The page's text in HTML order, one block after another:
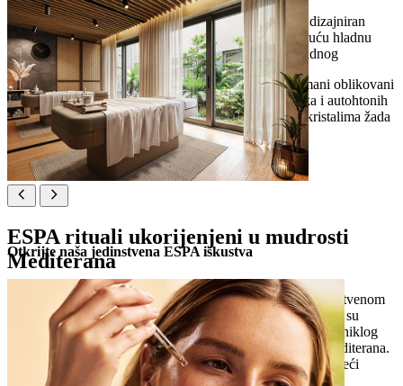
Privatna zona i termalni doživljaji: posebno dizajniran
prostor nudi osamu za posjet sauni i osvježavajuću hladnu
kupku za revitalizirajuću ravnotežu toplog i hladnog
ESPA rituali s potpisom na otvorenom:tretmani oblikovani
elementima sunčeve svjetlosti, primorskog zraka i autohtonih
biljaka, od intuitivnih masaža do tretmana lica kristalima žada
i blagotvornih terapija nakon sunčanja
ESPA rituali ukorijenjeni u mudrosti
Mediterana
Vođeni holističkom filozofijom ESPA-e i usklađeni s jedinstvenom
energijom svakog gosta, ESPA rituali s potpisom putovanja su
ponovnog povezivanja. Svaki detalj, od istarske soli i samoniklog
bilja do maslinova ulja i biljnih infuzija, odiše suštinom Mediterana.
Ukorijenjeni u tradiciji, tretmani slave vašu dobrobit, donoseći
ravnotežu i obnovu kroz intuitivnu, personaliziranu njegu.
Otkrijte naša jedinstvena ESPA iskustva